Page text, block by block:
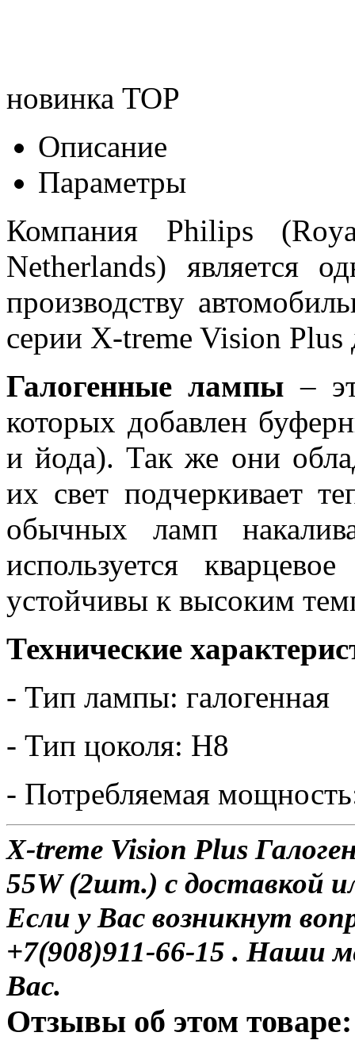
новинка TOP
Описание
Параметры
Компания Philips
Netherlands) является
производству
серии X-treme Vision
Галогенные лампы –
которых добавлен
и йода). Так же они
их свет подчеркивает
обычных ламп
используется
устойчивы к высоким
Технические
- Тип лампы: галогенная
- Тип цоколя: H8
- Потребляемая
X-treme Vision Plus
55W (2шт.) с доставкой
Если у Вас возникнут
+7(908)911-66-15 . Наши
Вас.
Отзывы об этом товаре: